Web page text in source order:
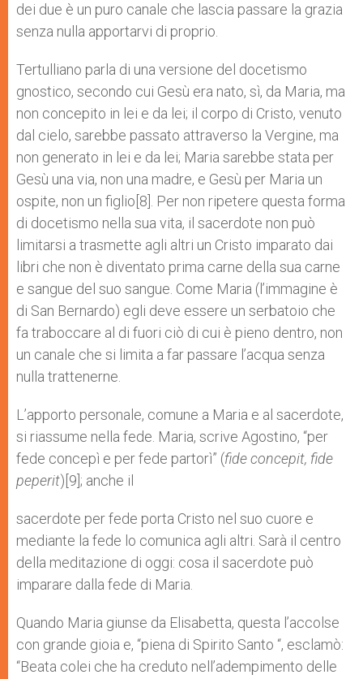
dei due è un puro canale che lascia passare la grazia
senza nulla apportarvi di proprio.
Tertulliano parla di una versione del docetismo
gnostico, secondo cui Gesù era nato, sì, da Maria, ma
non concepito in lei e da lei; il corpo di Cristo, venuto
dal cielo, sarebbe passato attraverso la Vergine, ma
non generato in lei e da lei; Maria sarebbe stata per
Gesù una via, non una madre, e Gesù per Maria un
ospite, non un figlio[8]. Per non ripetere questa forma
di docetismo nella sua vita, il sacerdote non può
limitarsi a trasmette agli altri un Cristo imparato dai
libri che non è diventato prima carne della sua carne
e sangue del suo sangue. Come Maria (l’immagine è
di San Bernardo) egli deve essere un serbatoio che
fa traboccare al di fuori ciò di cui è pieno dentro, non
un canale che si limita a far passare l’acqua senza
nulla trattenerne.
L’apporto personale, comune a Maria e al sacerdote,
si riassume nella fede. Maria, scrive Agostino, “per
fede concepì e per fede partorì” (fide concepit, fide
peperit)[9]; anche il
sacerdote per fede porta Cristo nel suo cuore e
mediante la fede lo comunica agli altri. Sarà il centro
della meditazione di oggi: cosa il sacerdote può
imparare dalla fede di Maria.
Quando Maria giunse da Elisabetta, questa l’accolse
con grande gioia e, “piena di Spirito Santo “, esclamò:
“Beata colei che ha creduto nell’adempimento delle